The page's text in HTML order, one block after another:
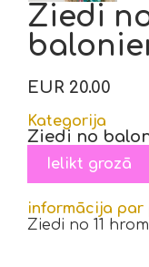
Ziedi
EUR 20.00
Kategorija
Ziedi no
informācija par
Ziedi no 11